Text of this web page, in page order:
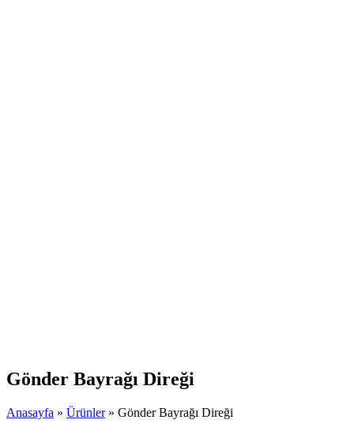
Gönder Bayrağı Direği
Anasayfa » Ürünler» Gönder Bayrağı Direği